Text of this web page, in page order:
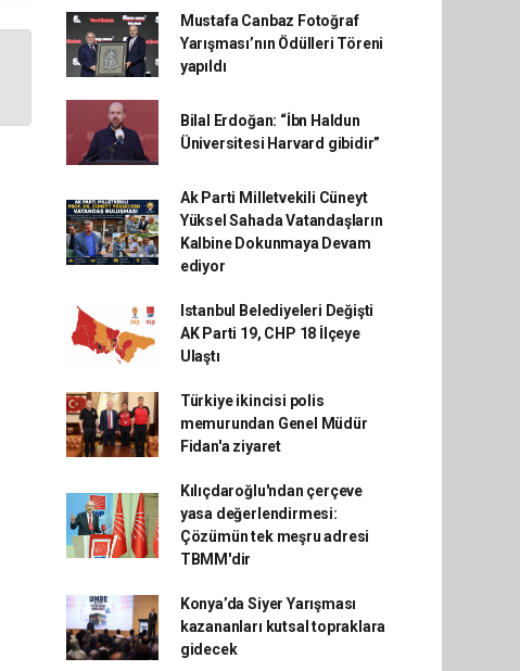
Mustafa Canbaz Fotoğraf
Yarışması’nın Ödülleri Töreni
yapıldı
Bilal Erdoğan: “İbn Haldun
Üniversitesi Harvard gibidir”
Ak Parti Milletvekili Cüneyt
Yüksel Sahada Vatandaşların
Kalbine Dokunmaya Devam
ediyor
Istanbul Belediyeleri Değişti
AK Parti 19, CHP 18 İlçeye
Ulaştı
Türkiye ikincisi polis
memurundan Genel Müdür
Fidan'a ziyaret
Kılıçdaroğlu'ndan çerçeve
yasa değerlendirmesi:
Çözümün tek meşru adresi
TBMM'dir
Konya’da Siyer Yarışması
kazananları kutsal topraklara
gidecek